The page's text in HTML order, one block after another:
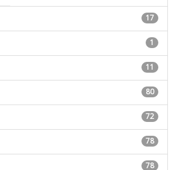
17
1
11
80
72
78
78